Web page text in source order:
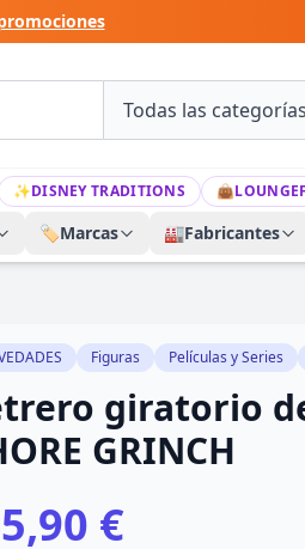
✨DISNEY TRADITIONS 👜
🏷️Marcas 🏭Fabricantes
Figuras Películas y Series
giratorio
GRINCH
€